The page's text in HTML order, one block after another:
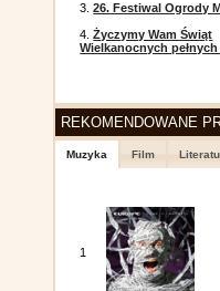
3.26. Festiwal Ogrody
4.Życzymy Wam Świąt
Wielkanocnych pełnych
REKOMENDOWANE
Muzyka Film
1